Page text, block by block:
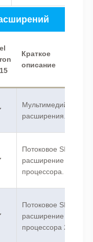
Краткое
описание
Мультимедийные
расширения.
Потоковое SIMD-
расширение
процессора.
Потоковое SIMD-
расширение
процессора 2.